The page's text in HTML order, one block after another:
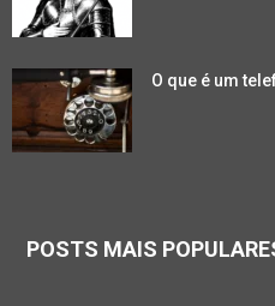
O que é um
POSTS MAIS